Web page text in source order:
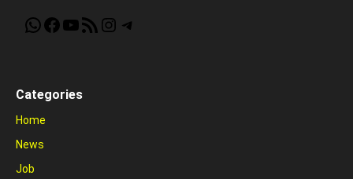
WhatsApp
Facebook
YouTube
RSS FeedInstagram
Telegram
Categories
Home
News
Job